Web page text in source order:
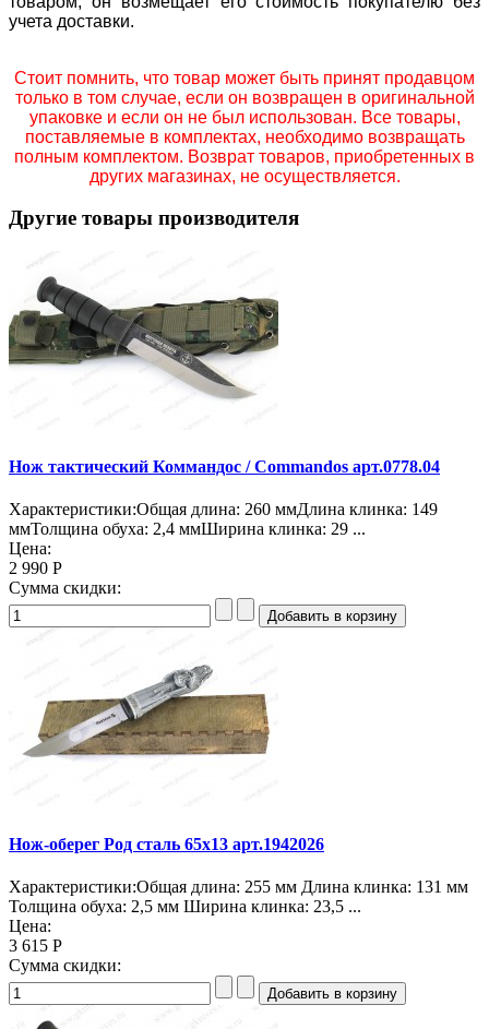
учета доставки.
Стоит помнить, что товар может быть принят продавцом
только в том случае, если он возвращен в оригинальной
упаковке и если он не был использован. Все товары,
поставляемые в комплектах, необходимо возвращать
полным комплектом. Возврат товаров, приобретенных в
других магазинах, не осуществляется.
Другие товары производителя
Нож тактический Коммандос / Commandos арт.0778.04
Характеристики:Общая длина: 260 ммДлина клинка: 149
ммТолщина обуха: 2,4 ммШирина клинка: 29 ...
Цена:
2 990 Р
Сумма скидки:
Нож-оберег Род сталь 65х13 арт.1942026
Характеристики:Общая длина: 255 мм Длина клинка: 131 мм
Толщина обуха: 2,5 мм Ширина клинка: 23,5 ...
Цена:
3 615 Р
Сумма скидки: